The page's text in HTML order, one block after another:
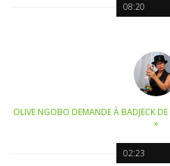
08:20
02:23
OLIVE NGOBO DEMANDE À BADJECK
»